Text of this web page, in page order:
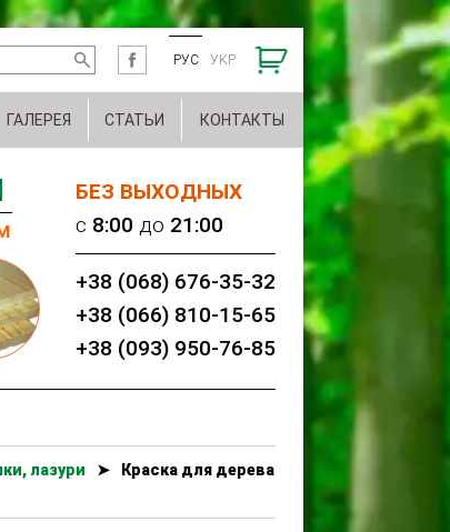
РУС УКР
ГАЛЕРЕЯ СТАТЬИ КОНТАКТЫ
БЕЗ ВЫХОДНЫХ
c 8:00 до 21:00
+38 (068) 676-35-32
+38 (066) 810-15-65
+38 (093) 950-76-85
лазури ➤
Краска для дерева